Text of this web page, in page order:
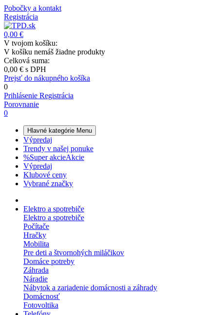
Pobočky a kontakt
Registrácia
0,00 €
V tvojom košíku:
V košíku nemáš žiadne produkty
Celková suma:
0,00 € s DPH
Prejsť do nákupného košíka
0
Prihlásenie Registrácia
Porovnanie
0
Hlavné kategórie Menu
Výpredaj
Trendy v našej ponuke
%Super akcieAkcie
Výpredaj
Klubové ceny
Vybrané značky
Elektro a spotrebiče
Elektro a spotrebiče
Počítače
Hračky
Mobilita
Pre deti a štvornohých miláčikov
Domáce potreby
Záhrada
Náradie
Nábytok a zariadenie domácnosti a záhrady
Domácnosť
Fotovoltika